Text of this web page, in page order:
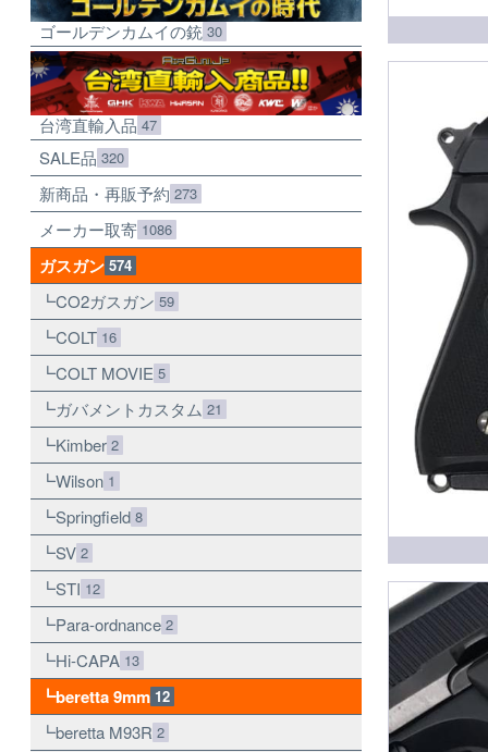
ゴールデンカムイの銃 30
台湾直輸入品 47
SALE品 320
新商品・再販予約 273
メーカー取寄 1086
ガスガン 574
CO2ガスガン 59
COLT 16
COLT MOVIE 5
ガバメントカスタム 21
Kimber 2
Wilson 1
Springfield 8
SV 2
STI 12
Para-ordnance 2
Hi-CAPA 13
beretta 9mm 12
beretta M93R 2